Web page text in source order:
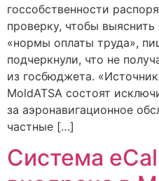
госсобственности
проверку, чтобы
«нормы оплаты труда»,
подчеркнули, что не
из госбюджета.
MoldATSA состоят
за аэронавигационное
частные […]
Система